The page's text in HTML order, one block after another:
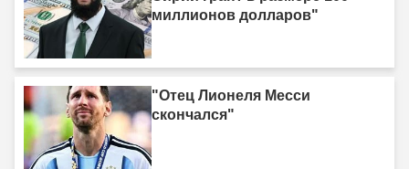
миллионов долларов"
"Отец Лионеля Месси
скончался"